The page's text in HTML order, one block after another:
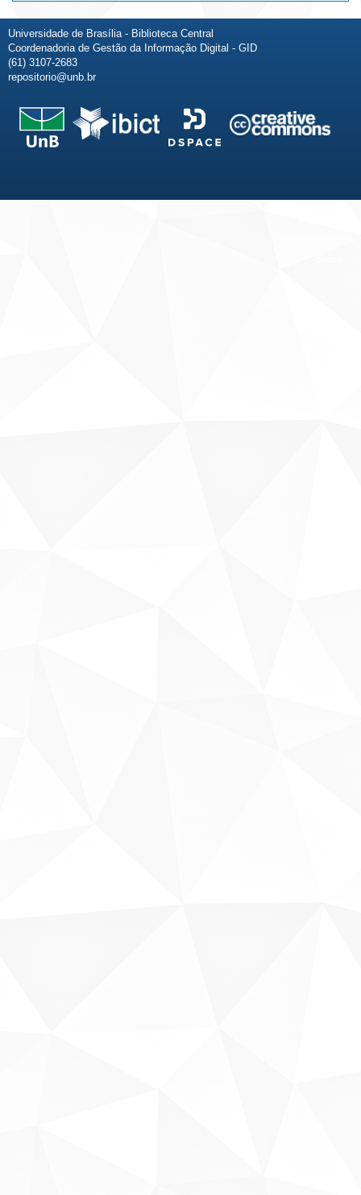
Universidade de Brasília - Biblioteca Central
Coordenadoria de Gestão da Informação Digital - GID
(61) 3107-2683
repositorio@unb.br